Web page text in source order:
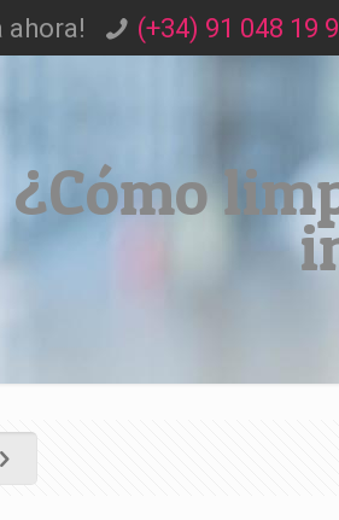
ahora! (+34) 91 048 19
¿Cómo